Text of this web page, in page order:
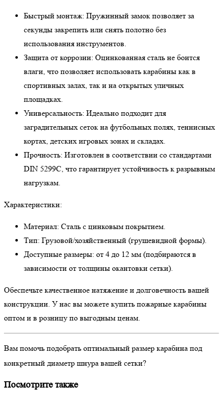
Быстрый монтаж: Пружинный замок позволяет за
секунды закрепить или снять полотно без
использования инструментов.
Защита от коррозии: Оцинкованная сталь не боится
влаги, что позволяет использовать карабины как в
спортивных залах, так и на открытых уличных
площадках.
Универсальность: Идеально подходит для
заградительных сеток на футбольных полях, теннисных
кортах, детских игровых зонах и складах.
Прочность: Изготовлен в соответствии со стандартами
DIN 5299C, что гарантирует устойчивость к разрывным
нагрузкам.
Характеристики:
Материал: Сталь с цинковым покрытием.
Тип: Грузовой/хозяйственный (грушевидной формы).
Доступные размеры: от 4 до 12 мм (подбираются в
зависимости от толщины окантовки сетки).
Обеспечьте качественное натяжение и долговечность вашей
конструкции. У нас вы можете купить пожарные карабины
оптом и в розницу по выгодным ценам.
Вам помочь подобрать оптимальный размер карабина под
конкретный диаметр шнура вашей сетки?
Посмотрите также